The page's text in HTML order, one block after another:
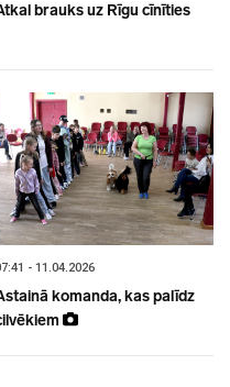
brauks uz Rīgu cīnīties
- 11.04.2026
komanda, kas palīdz